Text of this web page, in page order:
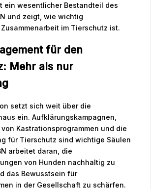
ein wesentlicher Bestandteil des
und zeigt, wie wichtig
im Tierschutz ist.
für den
Mehr als nur
setzt sich weit über die
ein. Aufklärungskampagnen,
Kastrationsprogrammen und die
für Tierschutz sind wichtige Säulen
arbeitet daran, die
von Hunden nachhaltig zu
das Bewusstsein für
in der Gesellschaft zu schärfen.